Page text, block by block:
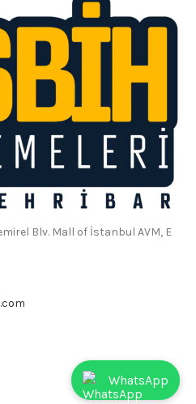
Blv. Mall of İstanbul AVM, E
WhatsApp